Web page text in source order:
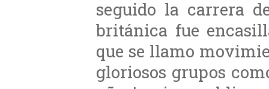
seguido la carrera
británica fue
que se llamo
gloriosos grupos